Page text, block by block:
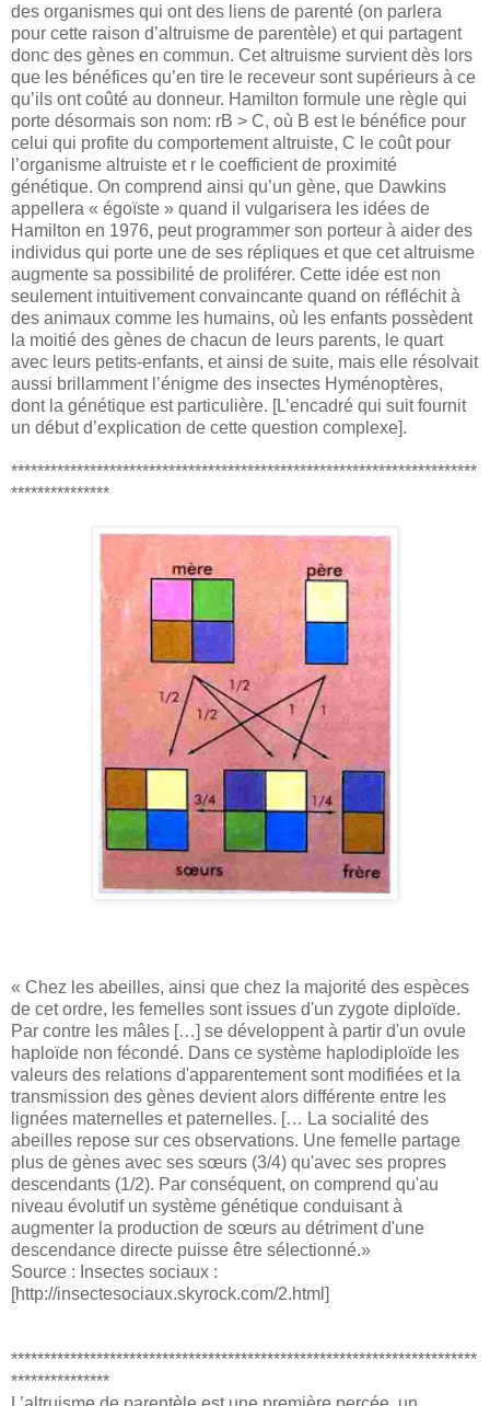
des organismes qui ont des liens de parenté (on parlera
pour cette raison d’altruisme de parentèle) et qui partagent
donc des gènes en commun. Cet altruisme survient dès lors
que les bénéfices qu’en tire le receveur sont supérieurs à ce
qu’ils ont coûté au donneur. Hamilton formule une règle qui
porte désormais son nom: rB > C, où B est le bénéfice pour
celui qui profite du comportement altruiste, C le coût pour
l’organisme altruiste et r le coefficient de proximité
génétique. On comprend ainsi qu’un gène, que Dawkins
appellera « égoïste » quand il vulgarisera les idées de
Hamilton en 1976, peut programmer son porteur à aider des
individus qui porte une de ses répliques et que cet altruisme
augmente sa possibilité de proliférer. Cette idée est non
seulement intuitivement convaincante quand on réfléchit à
des animaux comme les humains, où les enfants possèdent
la moitié des gènes de chacun de leurs parents, le quart
avec leurs petits-enfants, et ainsi de suite, mais elle résolvait
aussi brillamment l’énigme des insectes Hyménoptères,
dont la génétique est particulière. [L’encadré qui suit fournit
un début d’explication de cette question complexe].
***********************************************************************
***************
« Chez les abeilles, ainsi que chez la majorité des espèces
de cet ordre, les femelles sont issues d'un zygote diploïde.
Par contre les mâles […] se développent à partir d'un ovule
haploïde non fécondé. Dans ce système haplodiploïde les
valeurs des relations d'apparentement sont modifiées et la
transmission des gènes devient alors différente entre les
lignées maternelles et paternelles. [… La socialité des
abeilles repose sur ces observations. Une femelle partage
plus de gènes avec ses sœurs (3/4) qu'avec ses propres
descendants (1/2). Par conséquent, on comprend qu'au
niveau évolutif un système génétique conduisant à
augmenter la production de sœurs au détriment d'une
descendance directe puisse être sélectionné.»
Source : Insectes sociaux :
[http://insectesociaux.skyrock.com/2.html]
***********************************************************************
***************